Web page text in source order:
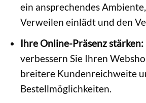
ein ansprechendes
Verweilen einlädt und den
Ihre Online-Präsenz stärken:
verbessern Sie Ihren
breitere Kundenreichweite
Bestellmöglichkeiten.